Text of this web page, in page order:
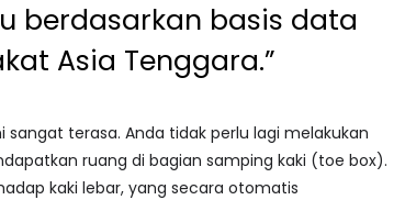
berdasarkan basis data
Asia Tenggara.”
sangat terasa. Anda tidak perlu lagi melakukan
ruang di bagian samping kaki (toe box).
kaki lebar, yang secara otomatis